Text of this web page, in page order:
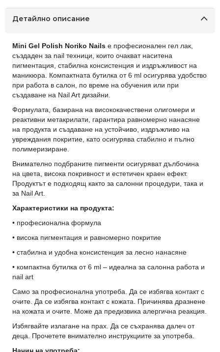
Детайлно описание
Mini Gel Polish Noriko Nails е професионален гел лак,
създаден за nail техници, които очакват наситена
пигментация, стабилна консистенция и издръжливост на
маникюра. Компактната бутилка от 6 ml осигурява удобство
при работа в салон, по време на обучения или при
създаване на Nail Art дизайни.
Формулата, базирана на висококачествени олигомери и
реактивни метакрилати, гарантира равномерно нанасяне
на продукта и създаване на устойчиво, издръжливо на
увреждания покритие, като осигурява стабилно и пълно
полимеризиране.
Внимателно подбраните пигменти осигуряват дълбочина
на цвета, висока покривност и естетичен краен ефект.
Продуктът е подходящ както за салонни процедури, така и
за Nail Art.
Характеристики на продукта:
• професионална формула
• висока пигментация и равномерно покритие
• стабилна и удобна консистенция за лесно нанасяне
• компактна бутилка от 6 ml – идеална за салонна работа и
nail art
Само за професионална употреба. Да се избягва контакт с
очите. Да се избягва контакт с кожата. Причинява дразнене
на кожата и очите. Може да предизвика алергична реакция.
Избягвайте излагане на прах. Да се съхранява далеч от
деца. Прочетете внимателно инструкциите за употреба.
Начин на употреба: